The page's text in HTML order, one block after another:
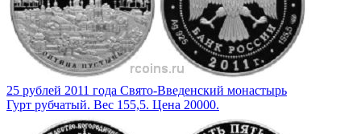
25 рублей 2011 года Свято-Введенский монастырь
Гурт рубчатый. Вес 155,5. Цена 20000.